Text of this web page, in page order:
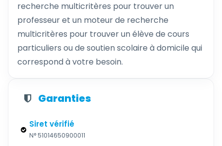
recherche multicritères pour trouver un
professeur et un moteur de recherche
multicritères pour trouver un élève de cours
particuliers ou de soutien scolaire à domicile qui
correspond à votre besoin.
Garanties
Siret vérifié
N° 51014650900011